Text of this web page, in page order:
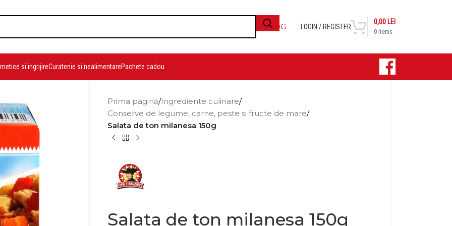
BLOG LOGIN / REGISTER
0 items
0,00 LEI
si ingrijireCuratenie si nealimentarePachete cadou
Prima pagină/Ingrediente culinare/
Conserve de legume, carne, peste si fructe de mare/
Salata de ton milanesa 150g
Salata de ton milanesa 150g